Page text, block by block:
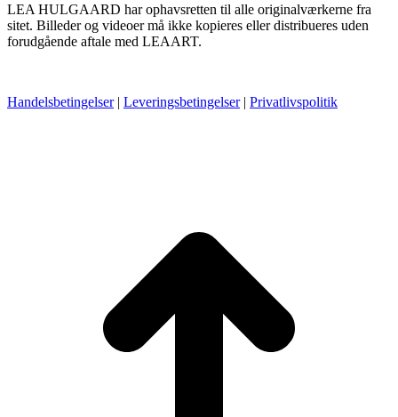
LEA HULGAARD har ophavsretten til alle originalværkerne fra
sitet. Billeder og videoer må ikke kopieres eller distribueres uden
forudgående aftale med LEAART.
Handelsbetingelser| Leveringsbetingelser| Privatlivspolitik